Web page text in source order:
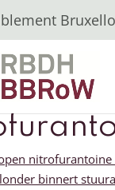
binnert